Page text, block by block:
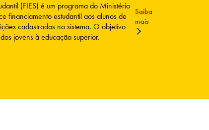
(FIES) é um programa do Ministério
financiamento estudantil aos alunos de
cadastradas no sistema. O objetivo
jovens à educação superior.
Saiba
mais